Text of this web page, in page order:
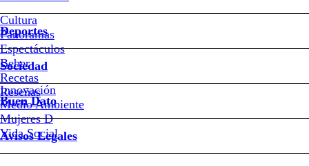
Cultura
Panoramas
Espectáculos
Beber
Recetas
Reseñas
Deportes
Sociedad
Innovación
Medio Ambiente
Mujeres D
Vida Social
Buen Dato
Avisos Legales
Las
razones
por
las
que
Notas relacionadas